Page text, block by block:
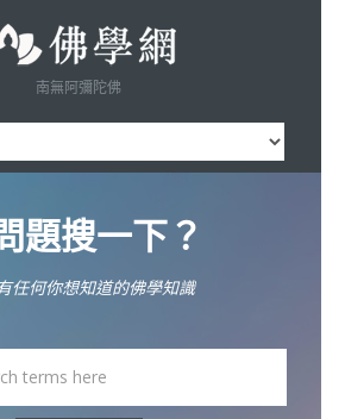
南無阿彌陀佛
題搜一下？
任何你想知道的佛學知識